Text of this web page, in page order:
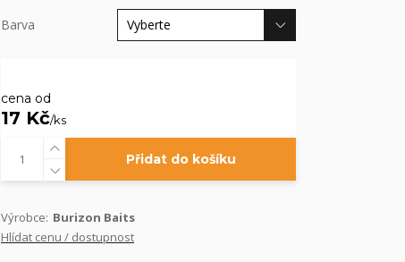
Barva
cena od
17 Kč/ks
Přidat do košíku
Výrobce: Burizon Baits
Hlídat cenu / dostupnost